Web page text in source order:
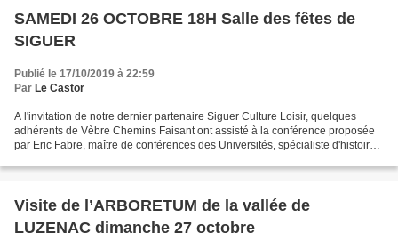
SAMEDI 26 OCTOBRE 18H Salle des fêtes de
SIGUER
Publié le 17/10/2019 à 22:59
Par Le Castor
A l'invitation de notre dernier partenaire Siguer Culture Loisir, quelques
adhérents de Vèbre Chemins Faisant ont assisté à la conférence proposée
par Eric Fabre, maître de conférences des Universités, spécialiste d'histoire
Visite de l’ARBORETUM de la vallée de
LUZENAC dimanche 27 octobre